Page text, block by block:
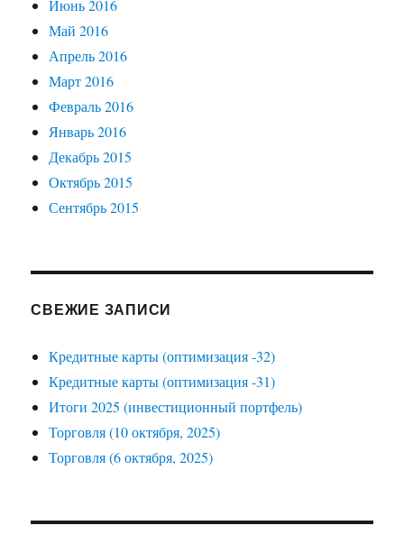
Июнь 2016
Май 2016
Апрель 2016
Март 2016
Февраль 2016
Январь 2016
Декабрь 2015
Октябрь 2015
Сентябрь 2015
СВЕЖИЕ ЗАПИСИ
Кредитные карты (оптимизация -32)
Кредитные карты (оптимизация -31)
Итоги 2025 (инвестиционный портфель)
Торговля (10 октября, 2025)
Торговля (6 октября, 2025)